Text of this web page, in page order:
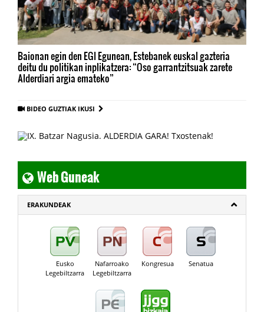
Baionan egin den EGI Egunean, Estebanek euskal gazteria
deitu du politikan inplikatzera: “Oso garrantzitsuak zarete
Alderdiari argia emateko”
BIDEO GUZTIAK IKUSI
Web Guneak
ERAKUNDEAK
Eusko
Legebiltzarra
Nafarroako
Legebiltzarra
Kongresua Senatua